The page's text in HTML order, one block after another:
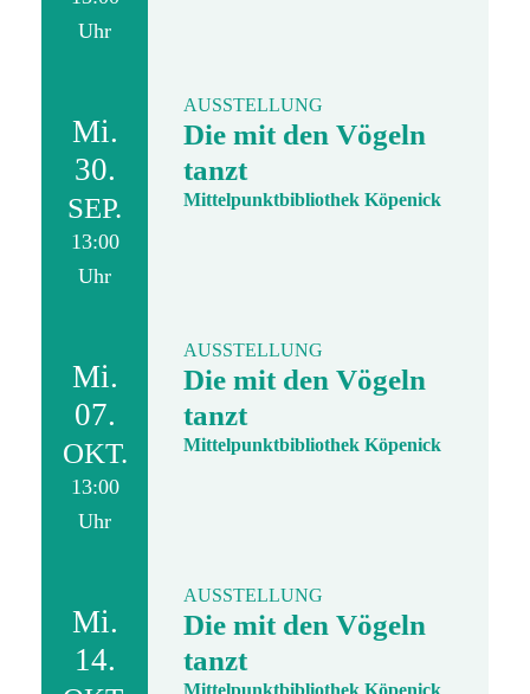
Uhr
Mi.
30.
SEP.
13:00
Uhr
AUSSTELLUNG
Die mit den Vögeln
tanzt
Mittelpunktbibliothek Köpenick
Mi.
07.
OKT.
13:00
Uhr
AUSSTELLUNG
Die mit den Vögeln
tanzt
Mittelpunktbibliothek Köpenick
Mi.
14.
AUSSTELLUNG
Die mit den Vögeln
tanzt
Mittelpunktbibliothek Köpenick